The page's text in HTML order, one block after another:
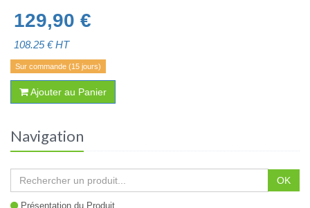
129,90 €
108.25€ HT
Sur commande (15 jours)
Ajouter au Panier
Navigation
OK
Présentation du Produit